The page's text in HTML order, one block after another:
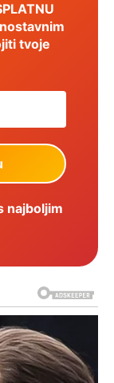
tvoje
najboljim